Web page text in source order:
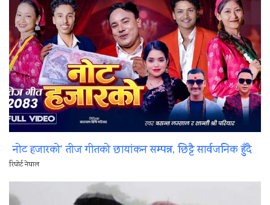
नोट हजारको’ तीज गीतको छायांकन सम्पन्न, छिट्टै सार्वजनिक हुँदै
रिपोर्ट नेपाल